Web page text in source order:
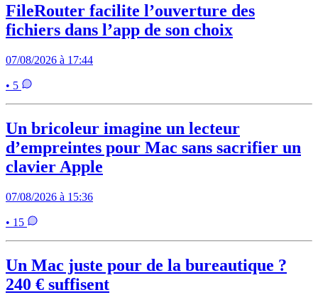
FileRouter facilite l’ouverture des
fichiers dans l’app de son choix
07/08/2026 à 17:44
• 5
Un bricoleur imagine un lecteur
d’empreintes pour Mac sans sacrifier un
clavier Apple
07/08/2026 à 15:36
• 15
Un Mac juste pour de la bureautique ?
240 € suffisent